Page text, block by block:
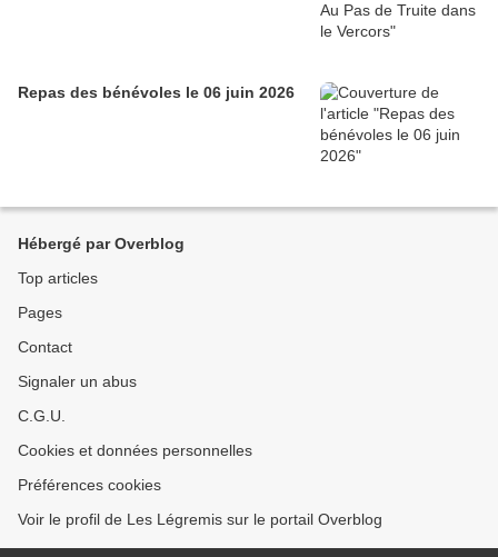
Repas des bénévoles le 06 juin 2026
Hébergé par Overblog
Top articles
Pages
Contact
Signaler un abus
C.G.U.
Cookies et données personnelles
Préférences cookies
Voir le profil de Les Légremis sur le portail Overblog